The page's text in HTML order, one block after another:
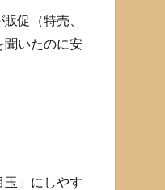
促（特売、
聞いたのに安
玉」にしやす